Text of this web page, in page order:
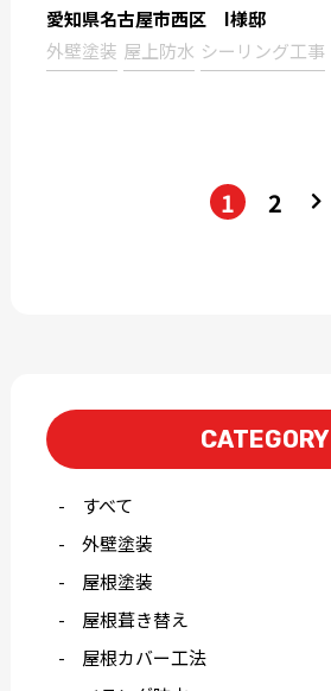
愛知県名古屋市西区 I様邸
外壁塗装 屋上防水 シーリング工事
1 2
CATEGORY
すべて
外壁塗装
屋根塗装
屋根葺き替え
屋根カバー工法